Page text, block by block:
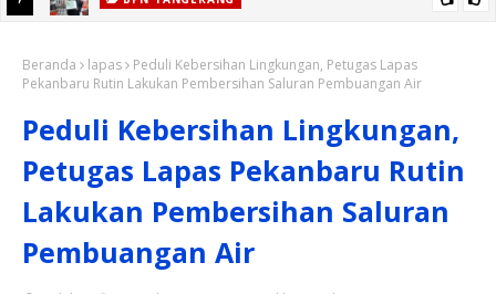
Layanan Pengukuran Terjadwal
Beranda lapas
Peduli Kebersihan Lingkungan, Petugas Lapas
Pekanbaru Rutin Lakukan Pembersihan Saluran Pembuangan Air
Peduli Kebersihan Lingkungan,
Petugas Lapas Pekanbaru Rutin
Lakukan Pembersihan Saluran
Pembuangan Air